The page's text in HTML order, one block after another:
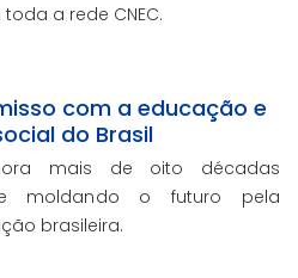
a rede CNEC.
com a educação e
do Brasil
mais de oito décadas
moldando o futuro pela
brasileira.